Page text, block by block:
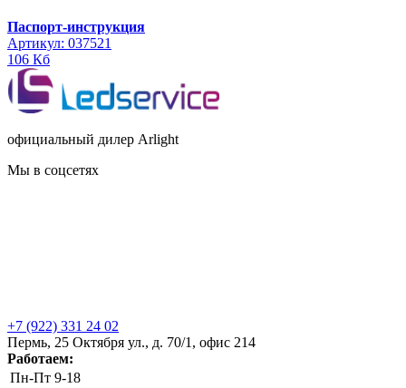
Паспорт-инструкция
Артикул: 037521
106 Кб
официальный дилер Arlight
Мы в соцсетях
+7 (922) 331 24 02
Пермь, 25 Октября ул., д. 70/1, офис 214
Работаем:
Пн-Пт 9-18